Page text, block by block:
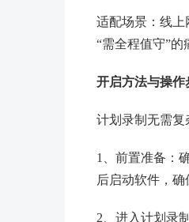
适配场景：线上
“需全程值守”的
开启方法与操作
计划录制无需复
1、前置准备：
后启动软件，
2、进入计划录